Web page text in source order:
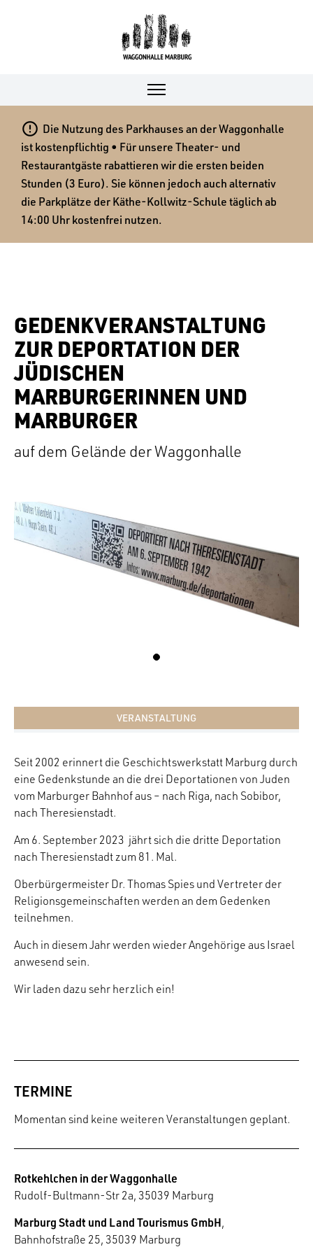
 Die Nutzung des Parkhauses an der Waggonhalle
ist kostenpflichtig • Für unsere Theater- und
Restaurantgäste rabattieren wir die ersten beiden
Stunden (3 Euro). Sie können jedoch auch alternativ
die Parkplätze der Käthe-Kollwitz-Schule täglich ab
14:00 Uhr kostenfrei nutzen.
GEDENKVERANSTALTUNG
ZUR DEPORTATION DER
JÜDISCHEN
MARBURGERINNEN UND
MARBURGER
auf dem Gelände der Waggonhalle
VERANSTALTUNG
Seit 2002 erinnert die Geschichtswerkstatt Marburg durch
eine Gedenkstunde an die drei Deportationen von Juden
vom Marburger Bahnhof aus – nach Riga, nach Sobibor,
nach Theresienstadt.
Am 6. September 2023 jährt sich die dritte Deportation
nach Theresienstadt zum 81. Mal.
Oberbürgermeister Dr. Thomas Spies und Vertreter der
Religionsgemeinschaften werden an dem Gedenken
teilnehmen.
Auch in diesem Jahr werden wieder Angehörige aus Israel
anwesend sein.
Wir laden dazu sehr herzlich ein!
TERMINE
Momentan sind keine weiteren Veranstaltungen geplant.
Rotkehlchen in der Waggonhalle
Rudolf-Bultmann-Str 2a, 35039 Marburg
Marburg Stadt und Land Tourismus GmbH,
Bahnhofstraße 25, 35039 Marburg